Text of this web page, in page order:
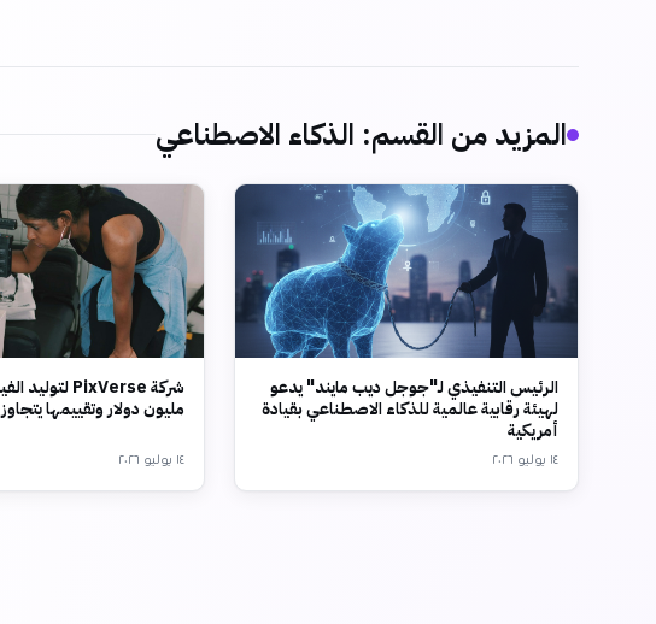
المزيد من القسم: الذكاء الاصطناعي
الرئيس التنفيذي لـ"جوجل ديب مايند" يدعو
لهيئة رقابية عالمية للذكاء الاصطناعي بقيادة
أمريكية
١٤ يوليو ٢٠٢٦
مليون دولار وتقييمها يتجاوز 2 مليار دولار
١٤ يوليو ٢٠٢٦